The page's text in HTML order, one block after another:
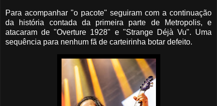
Para acompanhar "o pacote" seguiram com a continuação
da história contada da primeira parte de Metropolis, e
atacaram de "Overture 1928" e "Strange Déjà Vu". Uma
sequência para nenhum fã de carteirinha botar defeito.